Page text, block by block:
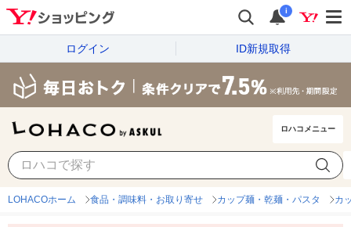
i
ログイン ID新規取得
ロハコメニュー
LOHACOホーム 食品・調味料・お取り寄せ カップ麺・乾麺・パスタ カ